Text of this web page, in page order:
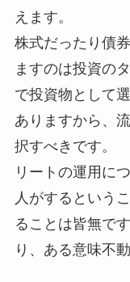
えます。
株式だったり債
ますのは投資の
で投資物として
ありますから、
択すべきです。
リートの運用に
人がするという
ることは皆無で
り、ある意味不